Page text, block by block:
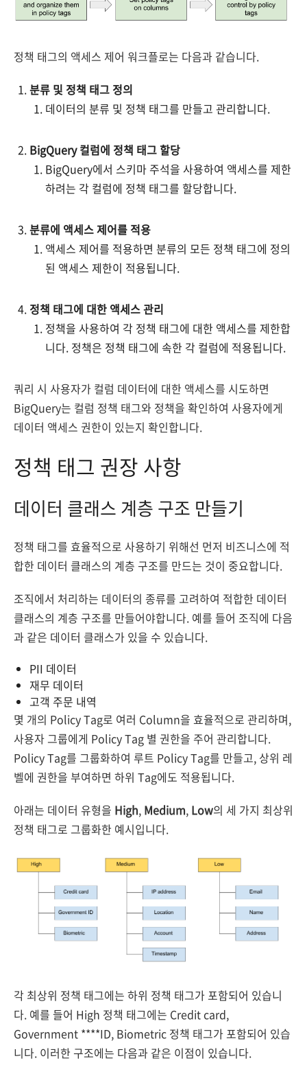
정책 태그의 액세스 제어 워크플로는 다음과 같습니다.
분류 및 정책 태그 정의
데이터의 분류 및 정책 태그를 만들고 관리합니다.
BigQuery 컬럼에 정책 태그 할당
BigQuery에서 스키마 주석을 사용하여 액세스를 제한
하려는 각 컬럼에 정책 태그를 할당합니다.
분류에 액세스 제어를 적용
액세스 제어를 적용하면 분류의 모든 정책 태그에 정의
된 액세스 제한이 적용됩니다.
정책 태그에 대한 액세스 관리
정책을 사용하여 각 정책 태그에 대한 액세스를 제한합
니다. 정책은 정책 태그에 속한 각 컬럼에 적용됩니다.
쿼리 시 사용자가 컬럼 데이터에 대한 액세스를 시도하면
BigQuery는 컬럼 정책 태그와 정책을 확인하여 사용자에게
데이터 액세스 권한이 있는지 확인합니다.
정책 태그 권장 사항
데이터 클래스 계층 구조 만들기
정책 태그를 효율적으로 사용하기 위해선 먼저 비즈니스에 적
합한 데이터 클래스의 계층 구조를 만드는 것이 중요합니다.
조직에서 처리하는 데이터의 종류를 고려하여 적합한 데이터
클래스의 계층 구조를 만들어야합니다. 예를 들어 조직에 다음
과 같은 데이터 클래스가 있을 수 있습니다.
PII 데이터
재무 데이터
고객 주문 내역
몇 개의 Policy Tag로 여러 Column을 효율적으로 관리하며,
사용자 그룹에게 Policy Tag 별 권한을 주어 관리합니다.
Policy Tag를 그룹화하여 루트 Policy Tag를 만들고, 상위 레
벨에 권한을 부여하면 하위 Tag에도 적용됩니다.
아래는 데이터 유형을 High, Medium, Low의 세 가지 최상위
정책 태그로 그룹화한 예시입니다.
각 최상위 정책 태그에는 하위 정책 태그가 포함되어 있습니
다. 예를 들어 High 정책 태그에는 Credit card,
Government ****ID, Biometric 정책 태그가 포함되어 있습
니다. 이러한 구조에는 다음과 같은 이점이 있습니다.